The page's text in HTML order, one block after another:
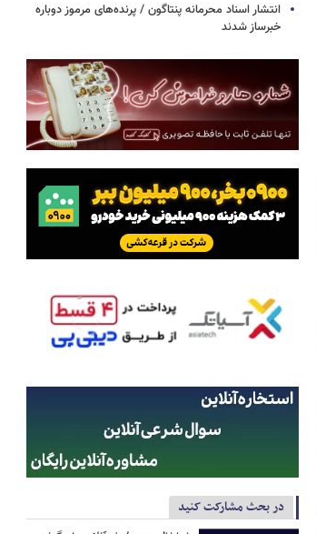
انتشار اسناد محرمانه پنتاگون / پرنده‌های مرموز دوباره
خبرساز شدند
در بحث مشارکت کنید